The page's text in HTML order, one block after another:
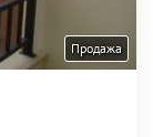
Продажа